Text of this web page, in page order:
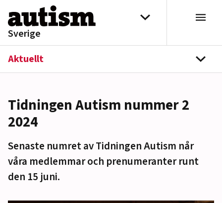
Hoppa till innehåll
Sverige
Välj distrikt
Aktuellt
Tidningen Autism nummer 2
2024
Senaste numret av Tidningen Autism når
våra medlemmar och prenumeranter runt
den 15 juni.